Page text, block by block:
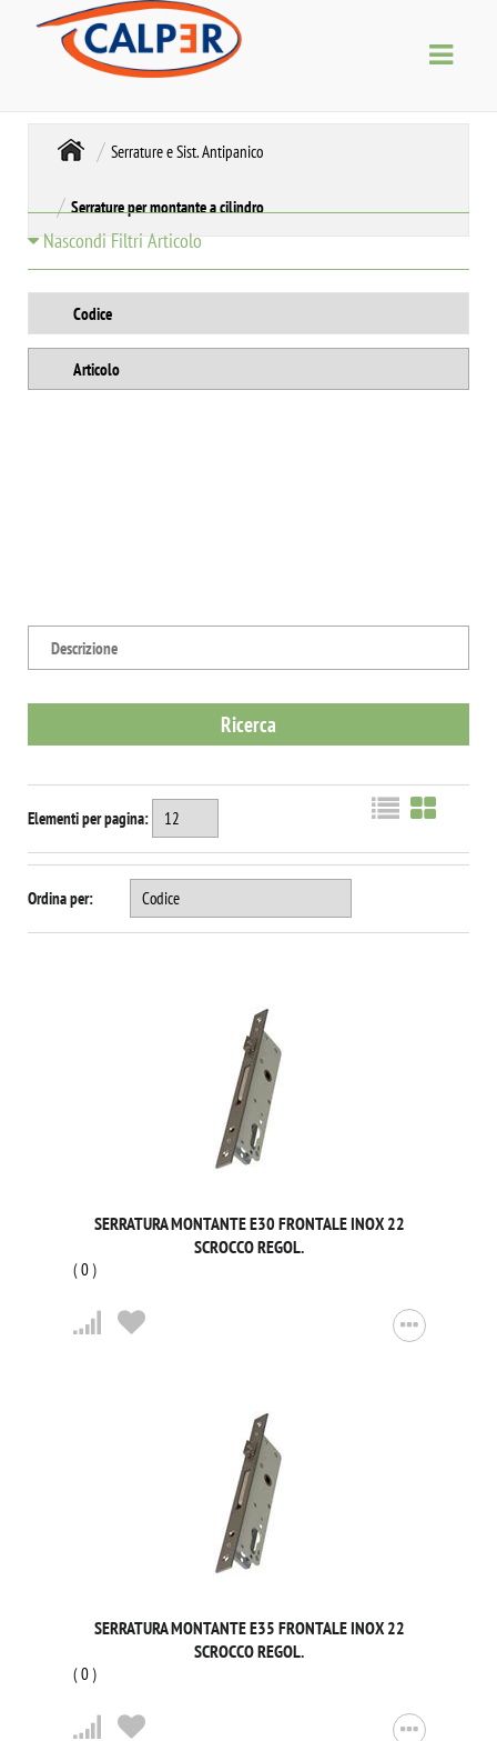
Serrature e Sist. Antipanico
Serrature per montante a cilindro
Nascondi Filtri Articolo
Elementi per pagina:
Ordina per:
SERRATURA MONTANTE E30 FRONTALE INOX 22
SCROCCO REGOL.
(0)
SERRATURA MONTANTE E35 FRONTALE INOX 22
SCROCCO REGOL.
(0)